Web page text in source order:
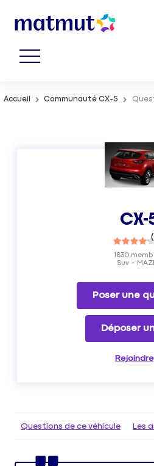
Accueil Communauté CX-5
CX-
(
Suv
1830
Poser une
Déposer
Rejoindre
Questions de ce véhicule Les